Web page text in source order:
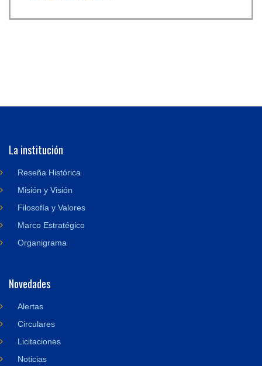
La institución
Reseña Histórica
Misión y Visión
Filosofía y Valores
Marco Estratégico
Organigrama
Novedades
Alertas
Circulares
Licitaciones
Noticias